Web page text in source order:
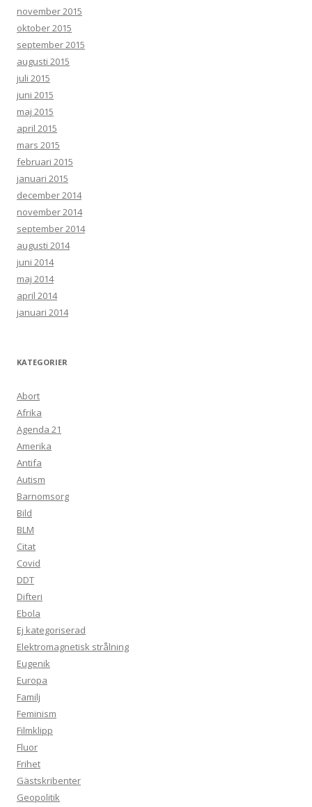
november 2015
oktober 2015
september 2015
augusti 2015
juli 2015
juni 2015
maj 2015
april 2015
mars 2015
februari 2015
januari 2015
december 2014
november 2014
september 2014
augusti 2014
juni 2014
maj 2014
april 2014
januari 2014
KATEGORIER
Abort
Afrika
Agenda 21
Amerika
Antifa
Autism
Barnomsorg
Bild
BLM
Citat
Covid
DDT
Difteri
Ebola
Ej kategoriserad
Elektromagnetisk strålning
Eugenik
Europa
Familj
Feminism
Filmklipp
Fluor
Frihet
Gästskribenter
Geopolitik